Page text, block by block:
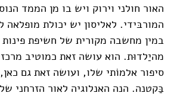
האור חולני וירוק ויש בו מן הממד
המורבּידי. לאליסון יש יכולת
במין מחשבה מקורית של חשיפת פינות
סיפור אלמוֹתי שלו, ועושה זאת גם
בַּקטנה. הנה האנלוגיה לאור הזרחני